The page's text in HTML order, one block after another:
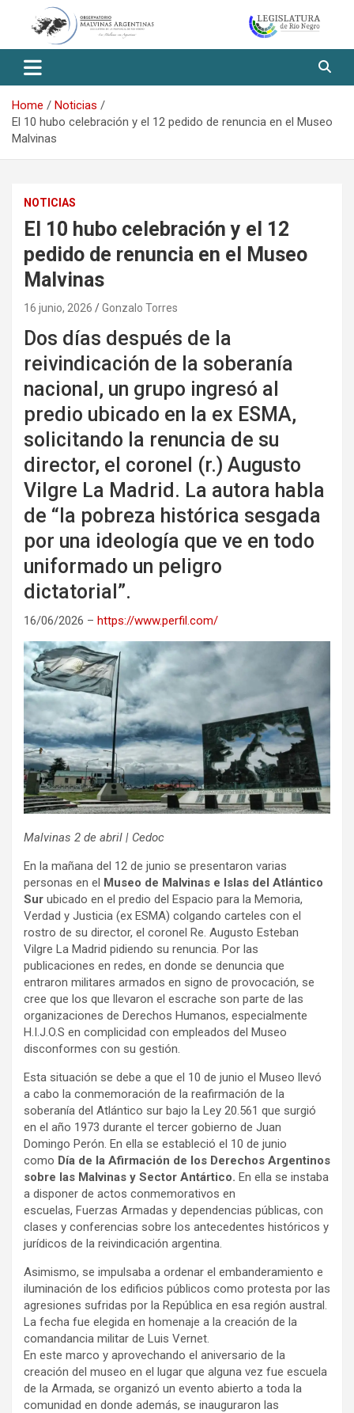
Observatorio Malvinas – Río
Negro
Home
Noticias
El 10 hubo celebración y el 12 pedido de renuncia en el Museo
Malvinas
NOTICIAS
El 10 hubo celebración y el 12
pedido de renuncia en el Museo
Malvinas
16 junio, 2026 Gonzalo Torres
Dos días después de la
reivindicación de la soberanía
nacional, un grupo ingresó al
predio ubicado en la ex ESMA,
solicitando la renuncia de su
director, el coronel (r.) Augusto
Vilgre La Madrid. La autora habla
de “la pobreza histórica sesgada
por una ideología que ve en todo
uniformado un peligro
dictatorial”.
16/06/2026 – https://www.perfil.com/
Malvinas 2 de abril | Cedoc
En la mañana del 12 de junio se presentaron varias
personas en el Museo de Malvinas e Islas del Atlántico
Sur ubicado en el predio del Espacio para la Memoria,
Verdad y Justicia (ex ESMA) colgando carteles con el
rostro de su director, el coronel Re. Augusto Esteban
Vilgre La Madrid pidiendo su renuncia. Por las
publicaciones en redes, en donde se denuncia que
entraron militares armados en signo de provocación, se
cree que los que llevaron el escrache son parte de las
organizaciones de Derechos Humanos, especialmente
H.I.J.O.S en complicidad con empleados del Museo
disconformes con su gestión.
Esta situación se debe a que el 10 de junio el Museo llevó
a cabo la conmemoración de la reafirmación de la
soberanía del Atlántico sur bajo la Ley 20.561 que surgió
en el año 1973 durante el tercer gobierno de Juan
Domingo Perón. En ella se estableció el 10 de junio
como Día de la Afirmación de los Derechos Argentinos
sobre las Malvinas y Sector Antártico. En ella se instaba
a disponer de actos conmemorativos en
escuelas, Fuerzas Armadas y dependencias públicas, con
clases y conferencias sobre los antecedentes históricos y
jurídicos de la reivindicación argentina.
Asimismo, se impulsaba a ordenar el embanderamiento e
iluminación de los edificios públicos como protesta por las
agresiones sufridas por la República en esa región austral.
La fecha fue elegida en homenaje a la creación de la
comandancia militar de Luis Vernet.
En este marco y aprovechando el aniversario de la
creación del museo en el lugar que alguna vez fue escuela
de la Armada, se organizó un evento abierto a toda la
comunidad en donde además, se inauguraron las